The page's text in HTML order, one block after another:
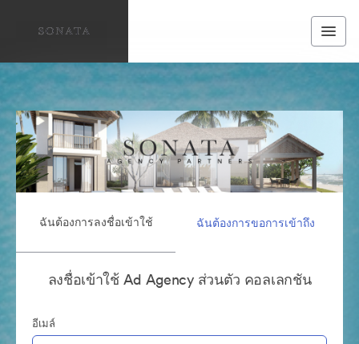
ฉันต้องการลงชื่อเข้าใช้ ฉันต้องการขอการเข้าถึง
ลงชื่อเข้าใช้ Ad Agency ส่วนตัว คอลเลกชัน
อีเมล์